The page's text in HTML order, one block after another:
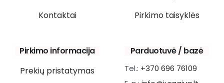
Kontaktai
Pirkimo taisyklės
Pirkimo informacija
Prekių pristatymas
Parduotuvė / bazė
Tel.: +370 696 76109